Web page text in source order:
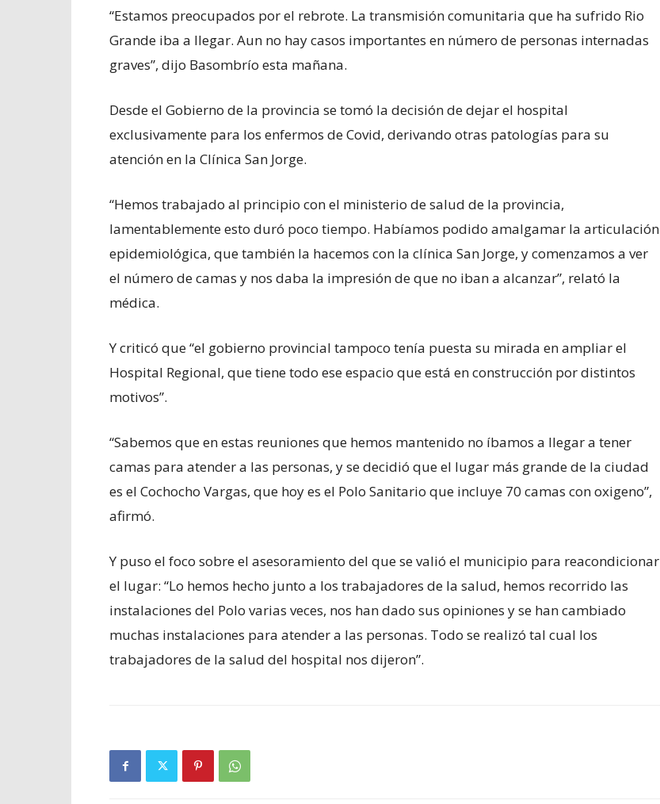
“Estamos preocupados por el rebrote. La transmisión comunitaria que ha sufrido Rio
Grande iba a llegar. Aun no hay casos importantes en número de personas internadas
graves”, dijo Basombrío esta mañana.
Desde el Gobierno de la provincia se tomó la decisión de dejar el hospital
exclusivamente para los enfermos de Covid, derivando otras patologías para su
atención en la Clínica San Jorge.
“Hemos trabajado al principio con el ministerio de salud de la provincia,
lamentablemente esto duró poco tiempo. Habíamos podido amalgamar la articulación
epidemiológica, que también la hacemos con la clínica San Jorge, y comenzamos a ver
el número de camas y nos daba la impresión de que no iban a alcanzar”, relató la
médica.
Y criticó que “el gobierno provincial tampoco tenía puesta su mirada en ampliar el
Hospital Regional, que tiene todo ese espacio que está en construcción por distintos
motivos”.
“Sabemos que en estas reuniones que hemos mantenido no íbamos a llegar a tener
camas para atender a las personas, y se decidió que el lugar más grande de la ciudad
es el Cochocho Vargas, que hoy es el Polo Sanitario que incluye 70 camas con oxigeno”,
afirmó.
Y puso el foco sobre el asesoramiento del que se valió el municipio para reacondicionar
el lugar: “Lo hemos hecho junto a los trabajadores de la salud, hemos recorrido las
instalaciones del Polo varias veces, nos han dado sus opiniones y se han cambiado
muchas instalaciones para atender a las personas. Todo se realizó tal cual los
trabajadores de la salud del hospital nos dijeron”.